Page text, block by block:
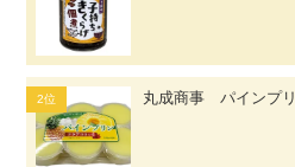
丸成商事 パインプ